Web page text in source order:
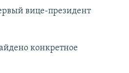
вице-президент
конкретное